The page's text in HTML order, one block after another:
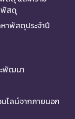
พัสดุ
าพัสดุประจำปี
พัฒนา
ไลน์จากภายนอก